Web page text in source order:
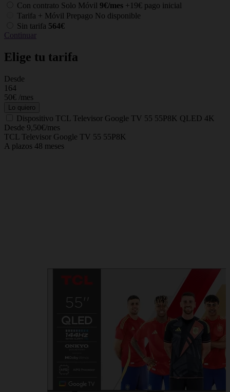
Con contrato Solo Móvil 9€/mes +19€ pago inicial
Tarifa + Móvil Prepago No disponible
Sin tarifa 564€
Continuar
Elige tu tarifa
Desde
164
50€ /mes
Lo quiero
Dispositivo TCL Televisor Google TV 55 55P8K QLED 4K
Desde 9,50€/mes
TCL Televisor Google TV 55 55P8K
A plazos 48 meses